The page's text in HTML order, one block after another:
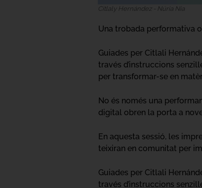
Citlaly Hernández - Núria Nia
Una trobada performativa
Guiades per Citlali
través d’instruccions
per transformar-se en
No és només una
digital obren la porta a
En aquesta sessió, les
teixiran en comunitat per
Guiades per Citlali
través d’instruccions